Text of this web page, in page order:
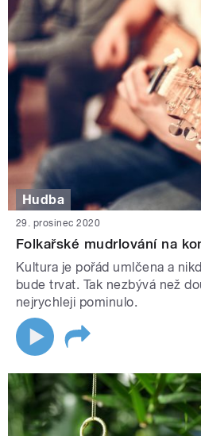
Hudba
29. prosinec 2020
Folkařské mudrlování na
Kultura je pořád umlčena a
bude trvat. Tak nezbývá než
nejrychleji pominulo.